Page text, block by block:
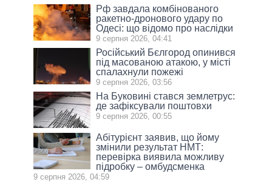
Рф завдала комбінованого
ракетно-дронового удару по
Одесі: що відомо про наслідки
9 серпня 2026, 04:41
Російський Бєлгород опинився
під масованою атакою, у місті
спалахнули пожежі
9 серпня 2026, 03:56
На Буковині стався землетрус:
де зафіксували поштовхи
9 серпня 2026, 00:55
Абітурієнт заявив, що йому
змінили результат НМТ:
перевірка виявила можливу
підробку – омбудсменка
9 серпня 2026, 04:59